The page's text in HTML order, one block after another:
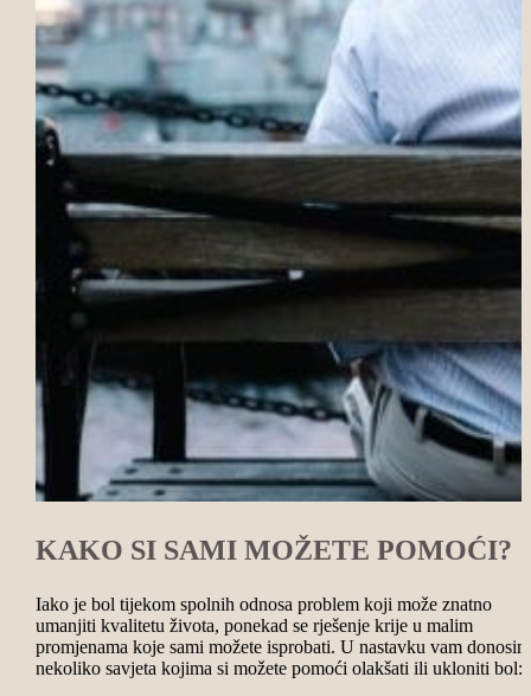
KAKO SI SAMI MOŽETE POMOĆI?
Iako je bol tijekom spolnih odnosa problem koji može znatno
umanjiti kvalitetu života, ponekad se rješenje krije u malim
promjenama koje sami možete isprobati. U nastavku vam
nekoliko savjeta kojima si možete pomoći olakšati ili ukloniti bol: